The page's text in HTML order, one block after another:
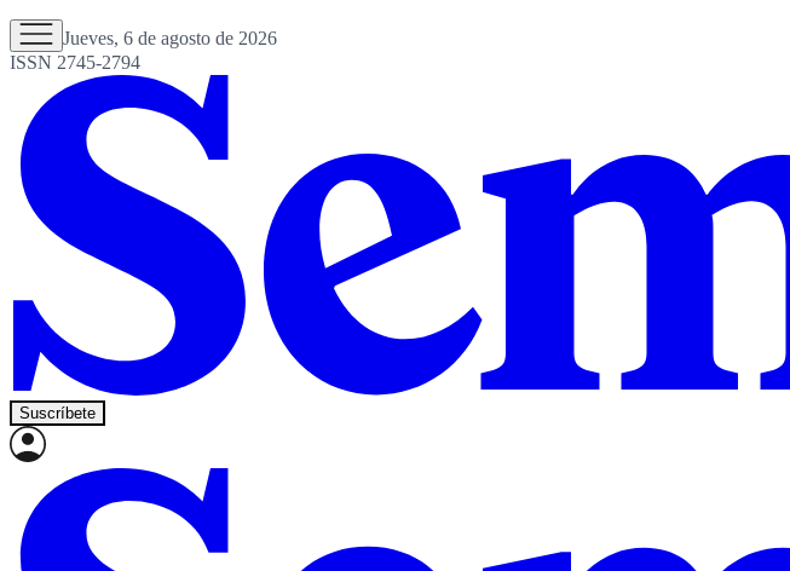
Jueves, 6 de agosto de 2026
ISSN 2745-2794
Suscríbete